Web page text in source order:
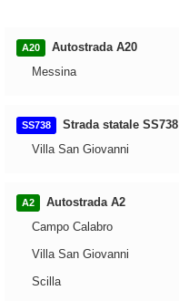
A20
Autostrada A20
Messina
SS738
Strada statale SS738
Villa San Giovanni
A2
Autostrada A2
Campo Calabro
Villa San Giovanni
Scilla